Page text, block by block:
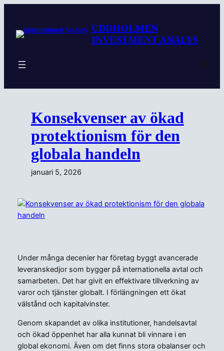
innehåll
UDDHOLMEN
INVESTMENT ANALYS
Konsekvenser av ökad
protektionism för den
globala handeln
januari 5, 2026
Under många decenier har företag byggt avancerade
leveranskedjor som bygger på internationella avtal och
samarbeten. Det har givit en effektivare tillverkning av
varor och tjänster globalt. I förlängningen ett ökat
välstånd och kapitalvinster.
Genom skapandet av olika institutioner, handelsavtal
och ökad öppenhet har alla kunnat bli vinnare i en
global ekonomi. Även om det finns stora obalanser och